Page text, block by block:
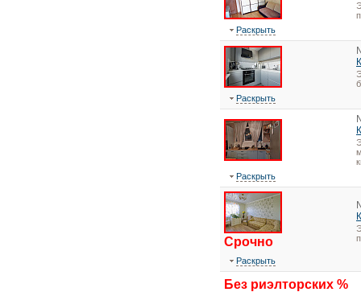
Раскрыть
Раскрыть
Раскрыть
Срочно
Раскрыть
Без риэлторских %